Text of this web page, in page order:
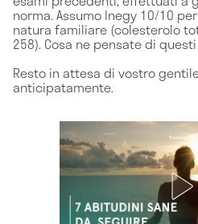
norma. Assumo Inegy 10/10
natura familiare (colesterolo
258). Cosa ne pensate di
Resto in attesa di vostro
anticipatamente.